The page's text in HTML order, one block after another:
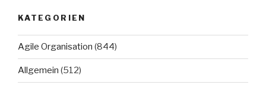
KATEGORIEN
Agile Organisation (844)
Allgemein (512)